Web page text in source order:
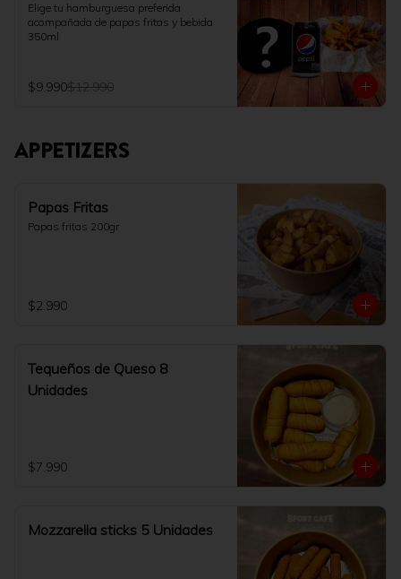
Elige tu hamburguesa preferida
acompañada de papas fritas y bebida
350ml
$9.990$12.990
APPETIZERS
Papas Fritas
Papas fritas 200gr
$2.990
Tequeños de Queso 8
Unidades
$7.990
Mozzarella sticks 5 Unidades